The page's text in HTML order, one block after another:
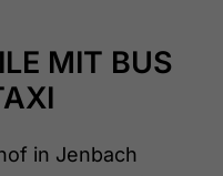
MIT BUS
in Jenbach